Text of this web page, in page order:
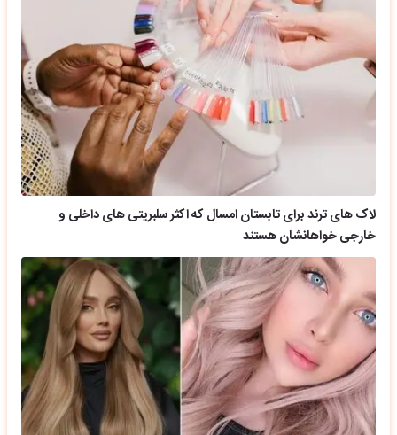
لاک های ترند برای تابستان امسال که اکثر سلبریتی های داخلی و
خارجی خواهانشان هستند